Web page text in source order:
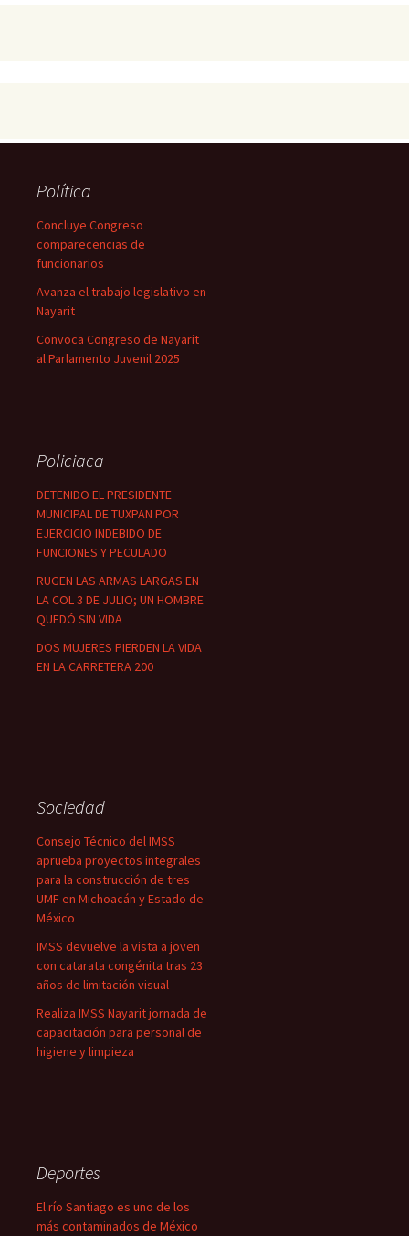
Política
Concluye Congreso
comparecencias de
funcionarios
Avanza el trabajo legislativo en
Nayarit
Convoca Congreso de Nayarit
al Parlamento Juvenil 2025
Policiaca
DETENIDO EL PRESIDENTE
MUNICIPAL DE TUXPAN POR
EJERCICIO INDEBIDO DE
FUNCIONES Y PECULADO
RUGEN LAS ARMAS LARGAS EN
LA COL 3 DE JULIO; UN HOMBRE
QUEDÓ SIN VIDA
DOS MUJERES PIERDEN LA VIDA
EN LA CARRETERA 200
Sociedad
Consejo Técnico del IMSS
aprueba proyectos integrales
para la construcción de tres
UMF en Michoacán y Estado de
México
IMSS devuelve la vista a joven
con catarata congénita tras 23
años de limitación visual
Realiza IMSS Nayarit jornada de
capacitación para personal de
higiene y limpieza
Deportes
El río Santiago es uno de los
más contaminados de México